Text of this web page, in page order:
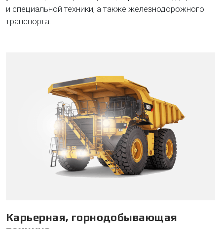
и специальной техники, а также железнодорожного
транспорта.
Карьерная, горнодобывающая